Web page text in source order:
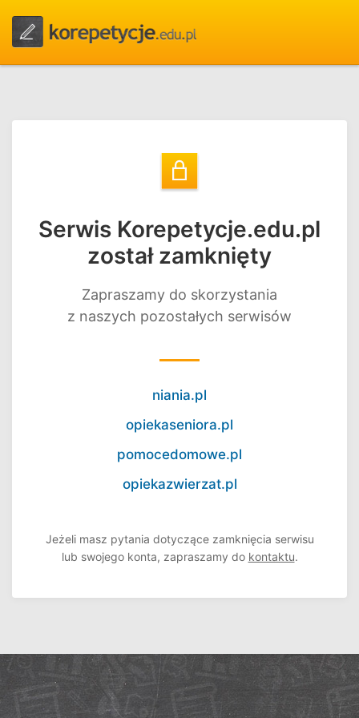
Serwis Korepetycje.edu.pl
został zamknięty
Zapraszamy do skorzystania
z naszych pozostałych serwisów
niania.pl
opiekaseniora.pl
pomocedomowe.pl
opiekazwierzat.pl
Jeżeli masz pytania dotyczące zamknięcia serwisu
lub swojego konta, zapraszamy do kontaktu.